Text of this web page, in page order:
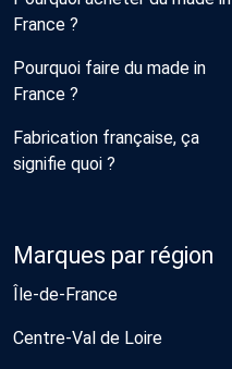
France ?
Pourquoi faire du made in
France ?
Fabrication française, ça
signifie quoi ?
Marques par région
Île-de-France
Centre-Val de Loire